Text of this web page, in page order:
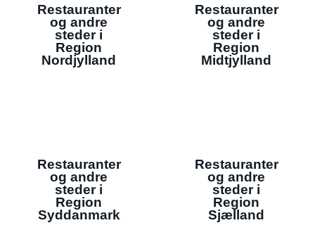
Restauranter
og andre
steder i
Region
Nordjylland
Restauranter
og andre
steder i
Region
Midtjylland
Restauranter
og andre
steder i
Region
Syddanmark
Restauranter
og andre
steder i
Region
Sjælland